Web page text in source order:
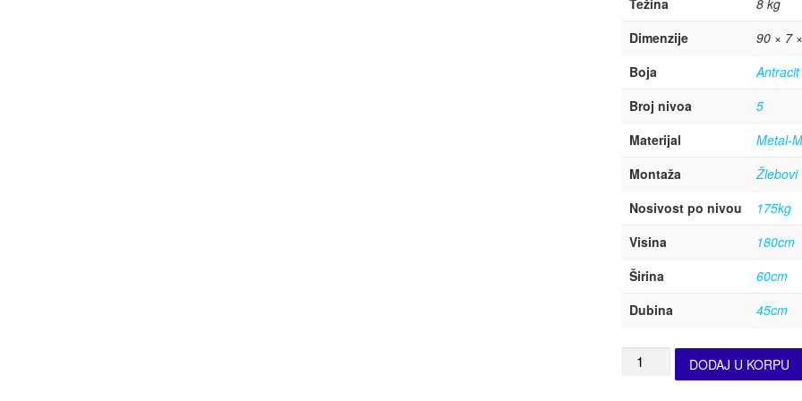
Dimenzije
90 × 7
Boja
Antracit
Broj nivoa
5
Materijal
Metal-
Montaža
Žlebovi
Nosivost po nivou
175kg
Visina
180cm
Širina
60cm
Dubina
45cm
DODAJ U KORPU